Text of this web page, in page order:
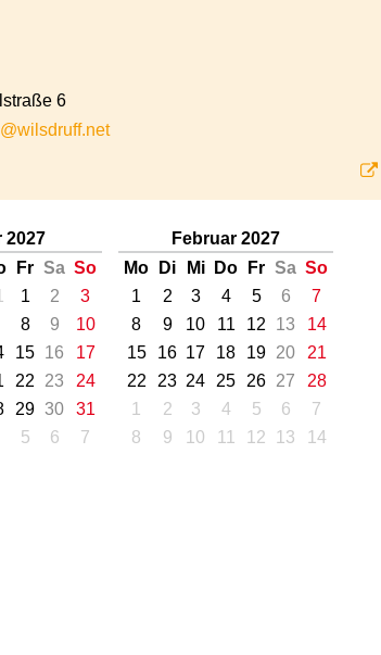
6
2027
Fr Sa So
1 2
3
8 9
10
15 16
17
22 23
24
29 30
31
5 6 7
Februar 2027
Mo
Di Mi Do Fr Sa So
1
2 3 4 5 6
7
8
9 10 11 12 13
14
15
16 17 18 19 20
21
22
23 24 25 26 27
28
1
2 3 4 5 6
7
8
9 10 11 12 13 14